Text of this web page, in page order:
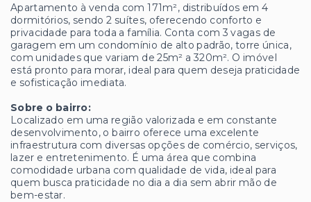
Apartamento à venda com 171m², distribuídos em 4
dormitórios, sendo 2 suítes, oferecendo conforto e
privacidade para toda a família. Conta com 3 vagas de
garagem em um condomínio de alto padrão, torre única,
com unidades que variam de 25m² a 320m². O imóvel
está pronto para morar, ideal para quem deseja praticidade
e sofisticação imediata.
Sobre o bairro:
Localizado em uma região valorizada e em constante
desenvolvimento, o bairro oferece uma excelente
infraestrutura com diversas opções de comércio, serviços,
lazer e entretenimento. É uma área que combina
comodidade urbana com qualidade de vida, ideal para
quem busca praticidade no dia a dia sem abrir mão de
bem-estar.